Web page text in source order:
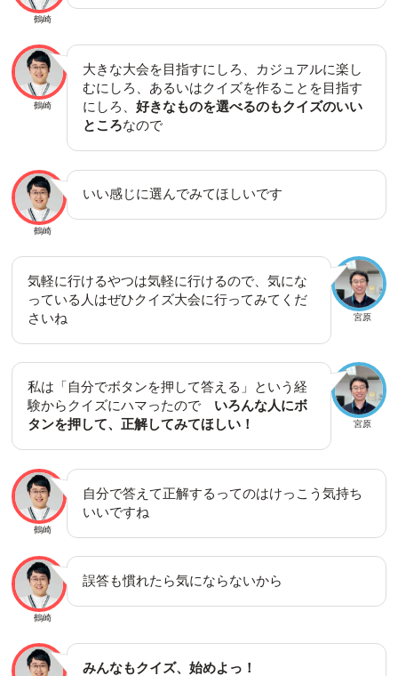
鶴崎
鶴崎
大きな大会を目指すにしろ、カジュアルに楽し
むにしろ、あるいはクイズを作ることを目指す
にしろ、好きなものを選べるのもクイズのいい
ところなので
鶴崎
いい感じに選んでみてほしいです
宮原
気軽に行けるやつは気軽に行けるので、気にな
っている人はぜひクイズ大会に行ってみてくだ
さいね
宮原
私は「自分でボタンを押して答える」という経
験からクイズにハマったので いろんな人にボ
タンを押して、正解してみてほしい！
鶴崎
自分で答えて正解するってのはけっこう気持ち
いいですね
鶴崎
誤答も慣れたら気にならないから
みんなもクイズ、始めよっ！